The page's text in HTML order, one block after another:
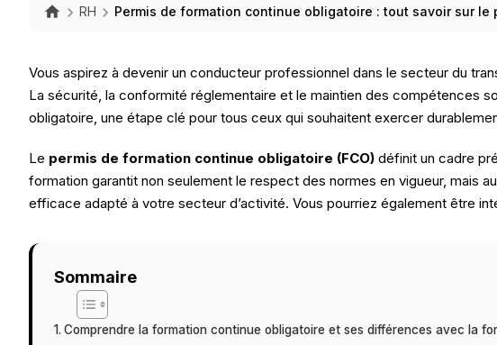
RH Permis de formation continue obligatoire : tout savoir sur le
Vous aspirez à devenir un conducteur professionnel dans le secteur du
La sécurité, la conformité réglementaire et le maintien des compétences
obligatoire, une étape clé pour tous ceux qui souhaitent exercer
Le permis de formation continue obligatoire (FCO) définit un cadre
formation garantit non seulement le respect des normes en vigueur, mais
efficace adapté à votre secteur d’activité. Vous pourriez également être
Sommaire
Comprendre la formation continue obligatoire et ses différences avec la